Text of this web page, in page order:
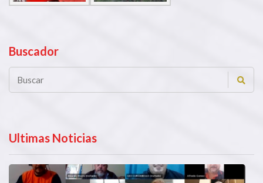
Buscador
Ultimas Noticias